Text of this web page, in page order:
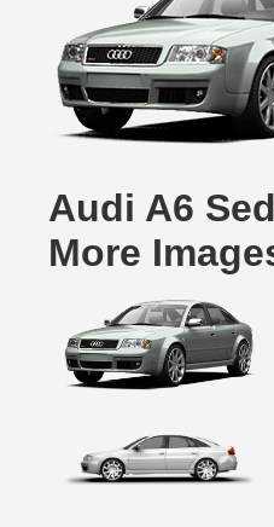
Audi A6
More